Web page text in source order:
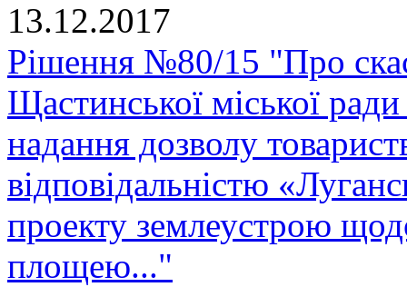
13.12.2017
Рішення №80/15 "Про
Щастинської міської
надання дозволу
відповідальністю
проекту землеустрою
площею..."